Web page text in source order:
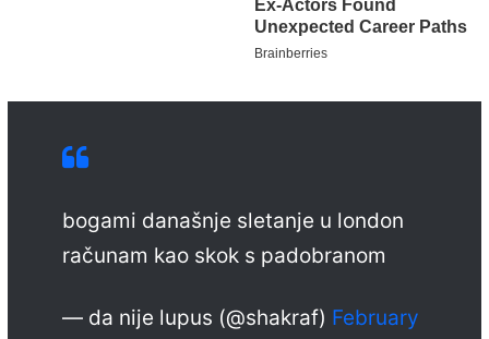
bogami današnje sletanje u london
računam kao skok s padobranom
— da nije lupus (@shakraf) February